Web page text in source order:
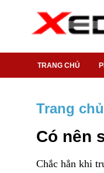
TRANG CHỦ
Trang chủ
Có nên
Chắc hẳn khi